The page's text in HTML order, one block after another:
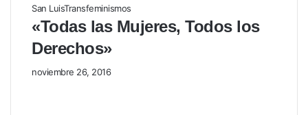
San LuisTransfeminismos
«Todas las Mujeres, Todos los
Derechos»
noviembre 26, 2016